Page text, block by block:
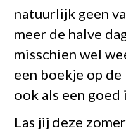
natuurlijk geen
meer de halve
misschien wel
een boekje op
ook als een goed
Las jij deze